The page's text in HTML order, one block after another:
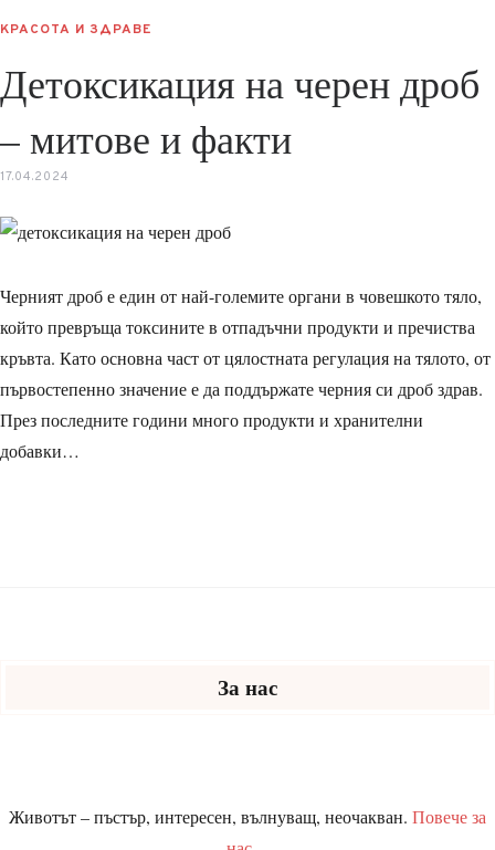
КРАСОТА И ЗДРАВЕ
Детоксикация на черен дроб
– митове и факти
17.04.2024
Черният дроб е един от най-големите органи в човешкото тяло,
който превръща токсините в отпадъчни продукти и пречиства
кръвта. Като основна част от цялостната регулация на тялото, от
първостепенно значение е да поддържате черния си дроб здрав.
През последните години много продукти и хранителни
добавки…
За нас
Животът – пъстър, интересен, вълнуващ, неочакван. Повече за